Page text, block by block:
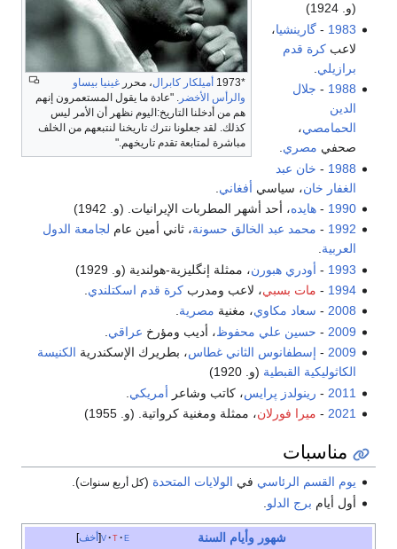
*1973 أميلكار كابرال، محرر غينيا بيساو
والرأس الأخضر . "عادة ما يقول المستعمرون إنهم
هم من أدخلنا التاريخ:اليوم نظهر أن الأمر ليس
كذلك. لقد جعلونا نترك تاريخنا لنتبعهم من الخلف
مباشرة لمتابعة تقدم تاريخهم."
(و. 1924)
1983
-گارينشيا،
لاعبكرة قدم
برازيلي
1988
- جلال
الدين
الحمامصي،
صحفي مصري
1988
- خان عبد
الغفار خان، سياسي أفغاني
1990
-هايده، أحد أشهر المطربات الإيرانيات. (و. 1942)
1992
- محمد عبد الخالق حسونة، ثاني أمين عام لجامعة الدول
العربية.
1993
- أودري هبورن، ممثلة إنگليزية-هولندية (و. 1929)
1994
- مات بسبي، لاعب ومدربكرة قدم اسكتلندي
2008
- سعاد مكاوي، مغنية مصرية.
2009
- حسين علي محفوظ، أديب ومؤرخ عراقي
2009
- إسطفانوس الثاني غطاس، بطريرك الإسكندرية الكنيسة
الكاثوليكية القبطية (و. 1920)
2011
- رينولدز پرايس، كاتب وشاعر أمريكي
2021
- ميرا فورلان، ممثلة ومغنية كرواتية. (و. 1955)
مناسبات
يوم القسم الرئاسي في الولايات المتحدة (كل أربع سنوات).
أول أيام برج الدلو
أخف v t e شهور وأيام السنة